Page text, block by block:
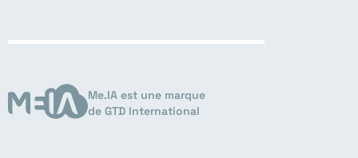
Me.IA est une marque
de GTD International